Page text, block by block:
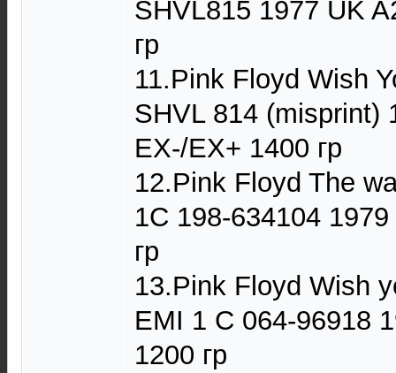
SHVL815 1977 UK
гр
11.Pink Floyd Wish
SHVL 814 (misprint)
EX-/EX+ 1400 гр
12.Pink Floyd The
1C 198-634104
гр
13.Pink Floyd Wish
EMI 1 C 064-96918
1200 гр